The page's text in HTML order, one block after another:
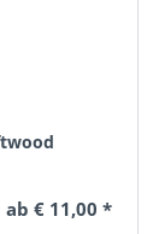
ab € 11,00 *